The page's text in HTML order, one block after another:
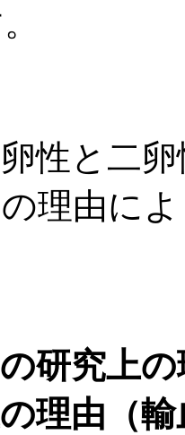
性と二
理由に
研究上
の理由（